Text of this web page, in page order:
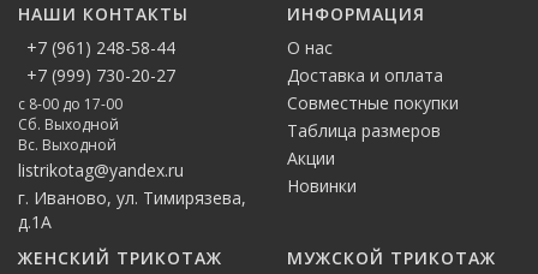
НАШИ КОНТАКТЫ
+7 (961) 248-58-44
+7 (999) 730-20-27
с 8-00 до 17-00
Сб. Выходной
Вс. Выходной
listrikotag@yandex.ru
г. Иваново, ул. Тимирязева,
д.1А
ИНФОРМАЦИЯ
О нас
Доставка и оплата
Совместные покупки
Таблица размеров
Акции
Новинки
ЖЕНСКИЙ ТРИКОТАЖ
МУЖСКОЙ ТРИКОТАЖ